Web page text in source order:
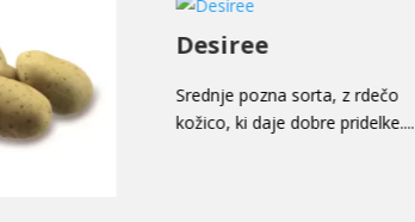
Desiree
Srednje pozna sorta, z rdečo
kožico, ki daje dobre pridelke....